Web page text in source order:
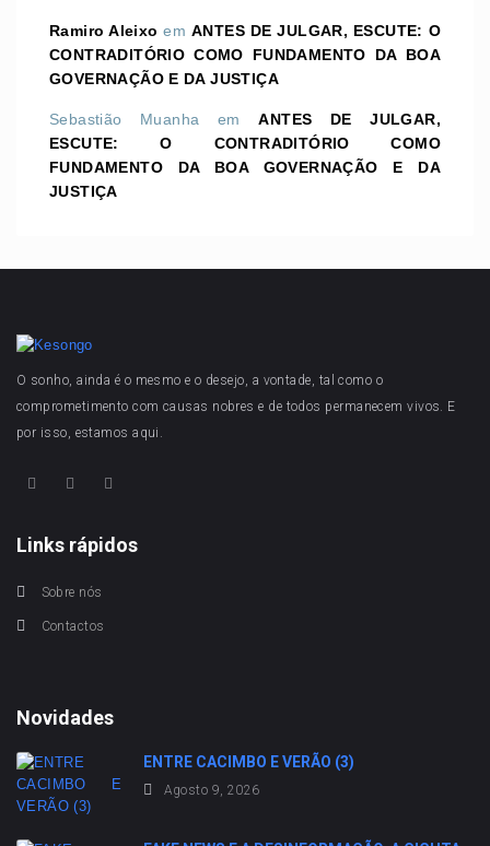
Ramiro Aleixo emANTES DE JULGAR, ESCUTE: O
CONTRADITÓRIO COMO FUNDAMENTO DA BOA
GOVERNAÇÃO E DA JUSTIÇA
Sebastião Muanha emANTES DE JULGAR,
ESCUTE: O CONTRADITÓRIO COMO
FUNDAMENTO DA BOA GOVERNAÇÃO E DA
JUSTIÇA
O sonho, ainda é o mesmo e o desejo, a vontade, tal como o
comprometimento com causas nobres e de todos permanecem vivos. E
por isso, estamos aqui.
Links rápidos
Sobre nós
Contactos
Novidades
ENTRE CACIMBO E VERÃO (3)
Agosto 9, 2026